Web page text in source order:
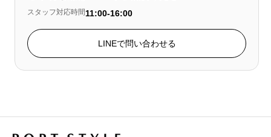
スタッフ対応時間11:00-16:00
LINEで問い合わせる